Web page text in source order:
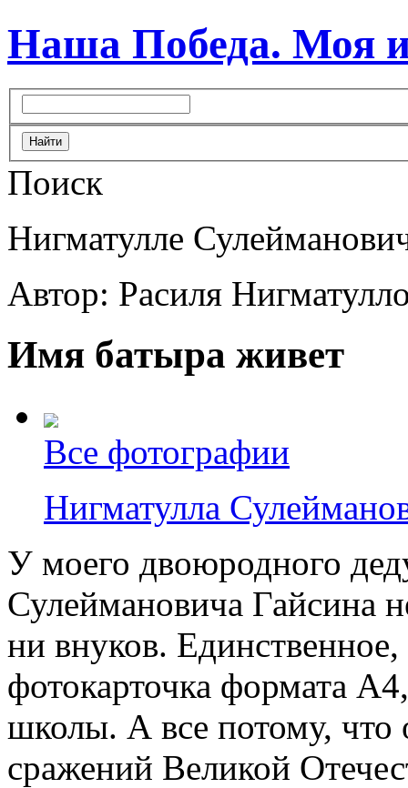
Наша Победа. Моя
Поиск
Нигматулле
Автор: Расиля
Имя батыра живет
Все фотографии
Нигматулла
У моего двоюродного
Сулеймановича Гайсина
ни внуков.
фотокарточка формата
школы. А все потому, что
сражений Великой